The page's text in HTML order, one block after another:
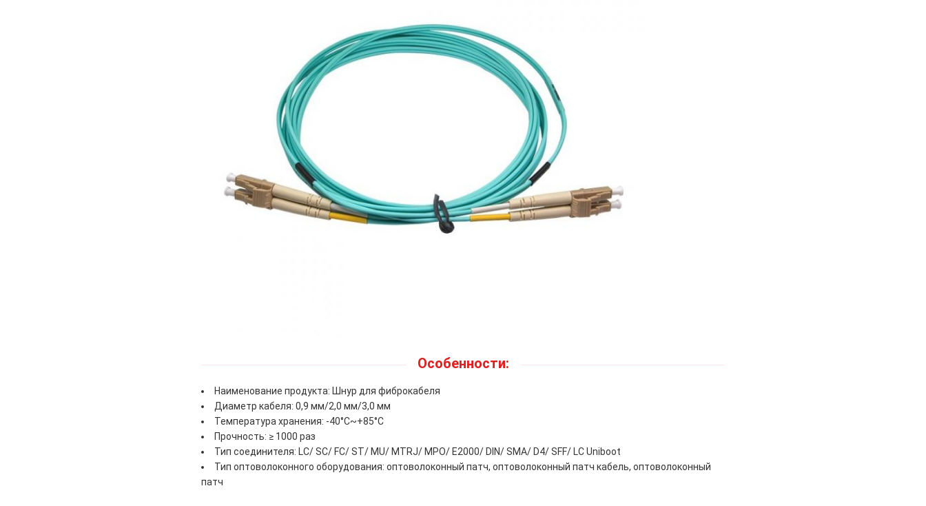
Особенности:
Наименование продукта: Шнур для фиброкабеля
Диаметр кабеля: 0,9 мм/2,0 мм/3,0 мм
Температура хранения: -40°C~+85°C
Прочность: ≥ 1000 раз
Тип соединителя: LC/ SC/ FC/ ST/ MU/ MTRJ/ MPO/ E2000/ DIN/ SMA/ D4/ SFF/ LC Uniboot
Тип оптоволоконного оборудования: оптоволоконный патч, оптоволоконный патч кабель, оптоволоконный
патч